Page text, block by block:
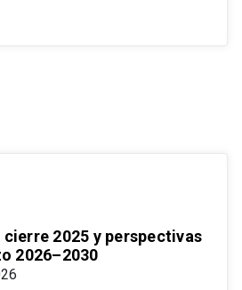
2025 y perspectivas
2026–2030